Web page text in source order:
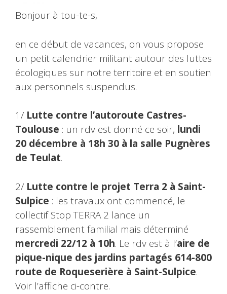
Bonjour à tou-te-s,
en ce début de vacances, on vous propose
un petit calendrier militant autour des luttes
écologiques sur notre territoire et en soutien
aux personnels suspendus.
1/ Lutte contre l’autoroute Castres-
Toulouse : un rdv est donné ce soir, lundi
20 décembre à 18h 30 à la salle Pugnères
de Teulat.
2/ Lutte contre le projet Terra 2 à Saint-
Sulpice : les travaux ont commencé, le
collectif Stop TERRA 2 lance un
rassemblement familial mais déterminé
mercredi 22/12 à 10h. Le rdv est à l’aire de
pique-nique des jardins partagés 614-800
route de Roqueserière à Saint-Sulpice.
Voir l’affiche ci-contre.